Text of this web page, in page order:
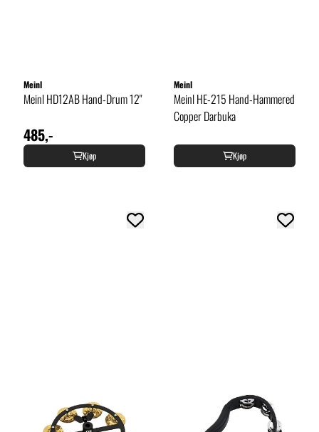
Meinl
Meinl HD12AB Hand-Drum 12"
485,-
Kjøp
Meinl
Meinl HE-215 Hand-Hammered
Copper Darbuka
Kjøp